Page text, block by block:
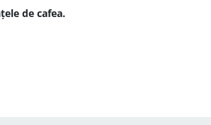
de cafea.